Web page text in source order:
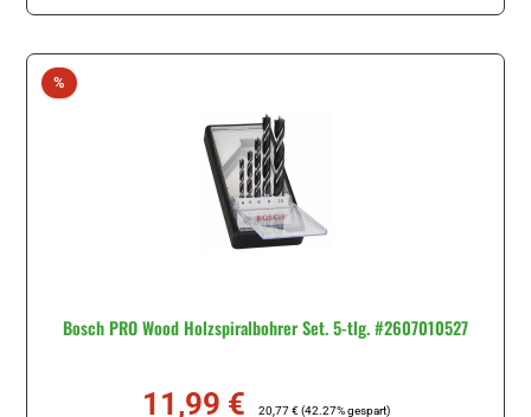
%Rabatt
Bosch PRO Wood Holzspiralbohrer Set. 5-tlg. #2607010527
Verkaufspreis:
11,99 € 20,77 € (42.27% gespart)